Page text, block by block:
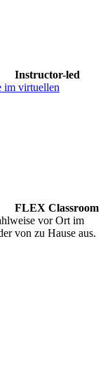
Instructor-led
im virtuellen
FLEX Classroom
vor Ort im
von zu Hause aus.